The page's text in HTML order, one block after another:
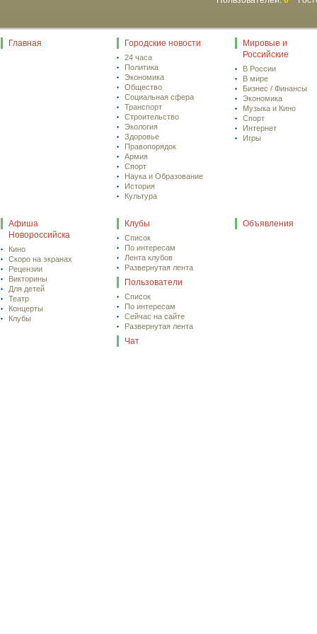
Главная Городские новости
24 часа
Политика
Экономика
Общество
Социальная сфера
Транспорт
Строительство
Экология
Здоровье
Правопорядок
Армия
Спорт
Наука и Образование
История
Культура
Мировые и
Российские
В России
В мире
Бизнес / Финансы
Экономика
Музыка и Кино
Спорт
Интернет
Игры
Афиша
Новороссийска
Кино
Скоро на экранах
Рецензии
Викторины
Для детей
Театр
Концерты
Клубы
Клубы
Список
По интересам
Лента клубов
Развернутая лента
Пользователи
Список
По интересам
Сейчас на сайте
Развернутая лента
Чат
Объявления